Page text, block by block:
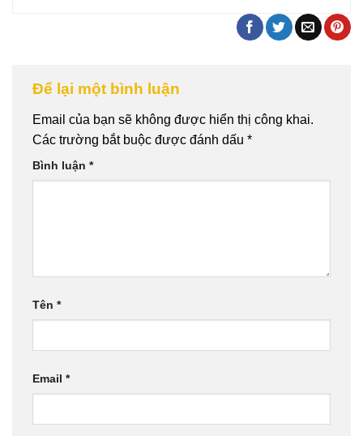
Để lại một bình luận
Email của bạn sẽ không được hiển thị công khai.
Các trường bắt buộc được đánh dấu *
Bình luận *
Tên *
Email *